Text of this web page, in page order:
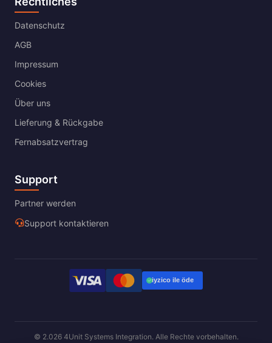
Datenschutz
AGB
Impressum
Cookies
Über uns
Lieferung & Rückgabe
Fernabsatzvertrag
Support
Partner werden
Support kontaktieren
© 2.026 4Unit Systems Integration. Alle Rechte vorbehalten.